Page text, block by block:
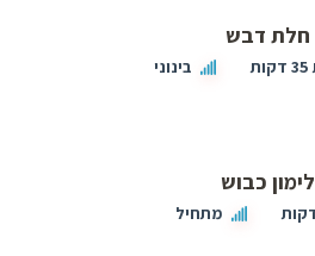
חלת דבש
בינוני
לימון כבוש
מתחיל